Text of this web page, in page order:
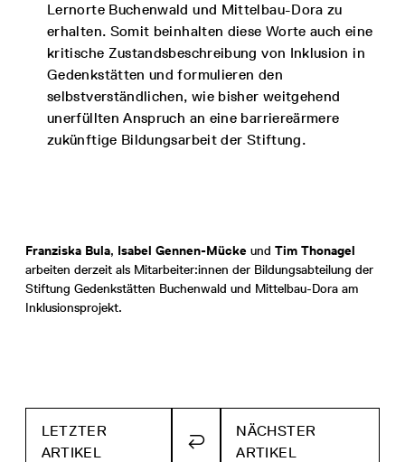
Lernorte Buchenwald und Mittelbau-Dora zu
erhalten. Somit beinhalten diese Worte auch eine
kritische Zustandsbeschreibung von Inklusion in
Gedenkstätten und formulieren den
selbstverständlichen, wie bisher weitgehend
unerfüllten Anspruch an eine barriereärmere
zukünftige Bildungsarbeit der Stiftung.
Franziska Bula, Isabel Gennen-Mücke und Tim Thonagel
arbeiten derzeit als Mitarbeiter:innen der Bildungsabteilung der
Stiftung Gedenkstätten Buchenwald und Mittelbau-Dora am
Inklusionsprojekt.
LETZTER
ARTIKEL
ZURÜCK
NÄCHSTER
ARTIKEL